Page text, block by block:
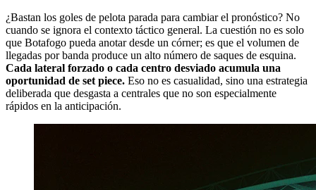
¿Bastan los goles de pelota parada para cambiar el pronóstico? No
cuando se ignora el contexto táctico general. La cuestión no es solo
que Botafogo pueda anotar desde un córner; es que el volumen de
llegadas por banda produce un alto número de saques de esquina.
Cada lateral forzado o cada centro desviado acumula una
oportunidad de set piece. Eso no es casualidad, sino una estrategia
deliberada que desgasta a centrales que no son especialmente
rápidos en la anticipación.